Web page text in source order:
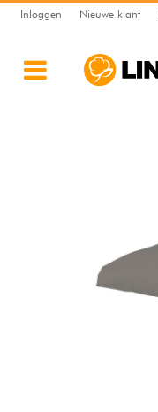
Inloggen Nieuwe klant